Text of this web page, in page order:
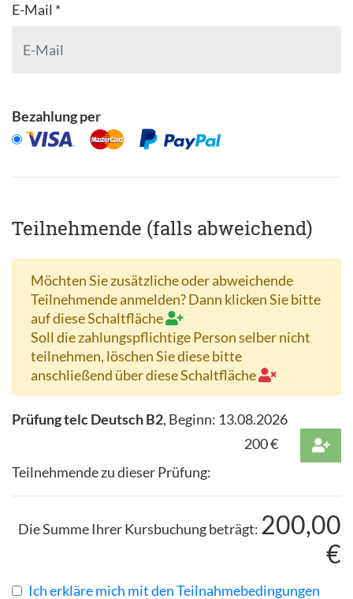
E-Mail *
Bezahlung per
Teilnehmende (falls abweichend)
Möchten Sie zusätzliche oder abweichende
Teilnehmende anmelden? Dann klicken Sie bitte
auf diese Schaltfläche
Soll die zahlungspflichtige Person selber nicht
teilnehmen, löschen Sie diese bitte
anschließend über diese Schaltfläche
Prüfung telc Deutsch B2, Beginn: 13.08.2026
200€
Teilnehmende zu dieser Prüfung:
Die Summe Ihrer Kursbuchung beträgt: 200,00
€
Ich erkläre mich mit den Teilnahmebedingungen